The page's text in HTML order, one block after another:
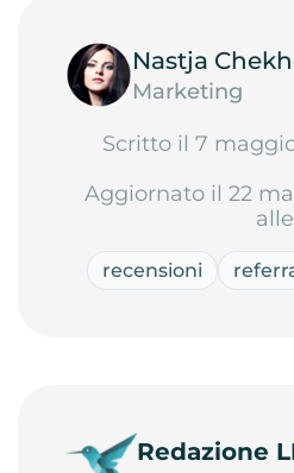
Nastja
Marketing
Scritto il 7
Aggiornato il 22
recensioni
Redazione